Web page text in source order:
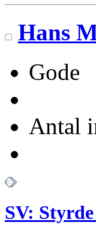
Hans
Gode
Antal
SV: